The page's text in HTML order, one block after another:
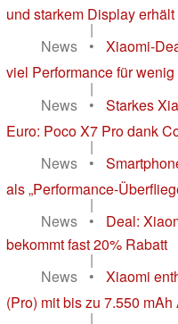
und starkem Display
|
News
•
Xiaomi-
viel Performance für wenig
|
News
•
Starkes
Euro: Poco X7 Pro dank
|
News
•
als „Performance-
|
News
•
Deal:
bekommt fast 20% Rabatt
|
News
•
Xiaomi
(Pro) mit bis zu 7.550 mAh
|